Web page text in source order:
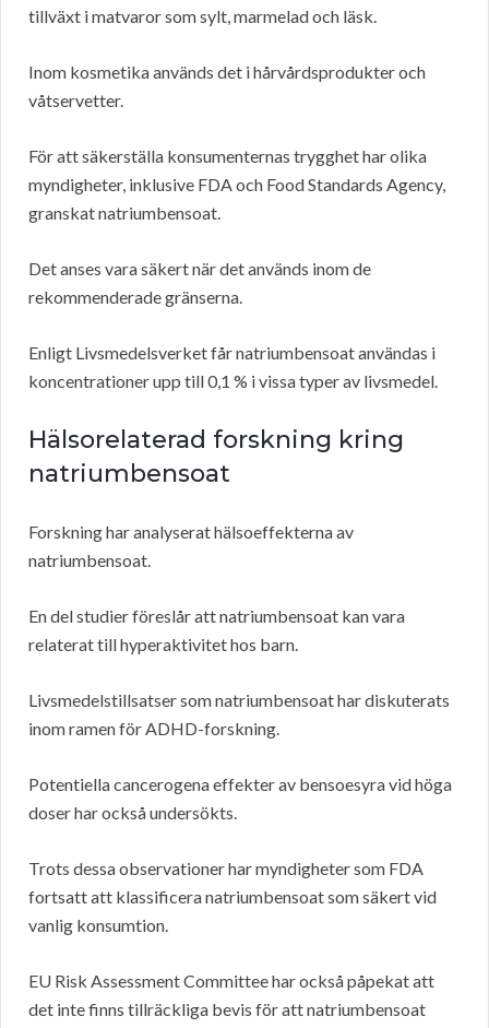
tillväxt i matvaror som sylt, marmelad och läsk.
Inom kosmetika används det i hårvårdsprodukter och
våtservetter.
För att säkerställa konsumenternas trygghet har olika
myndigheter, inklusive FDA och Food Standards Agency,
granskat natriumbensoat.
Det anses vara säkert när det används inom de
rekommenderade gränserna.
Enligt Livsmedelsverket får natriumbensoat användas i
koncentrationer upp till 0,1 % i vissa typer av livsmedel.
Hälsorelaterad forskning kring
natriumbensoat
Forskning har analyserat hälsoeffekterna av
natriumbensoat.
En del studier föreslår att natriumbensoat kan vara
relaterat till hyperaktivitet hos barn.
Livsmedelstillsatser som natriumbensoat har diskuterats
inom ramen för ADHD-forskning.
Potentiella cancerogena effekter av bensoesyra vid höga
doser har också undersökts.
Trots dessa observationer har myndigheter som FDA
fortsatt att klassificera natriumbensoat som säkert vid
vanlig konsumtion.
EU Risk Assessment Committee har också påpekat att
det inte finns tillräckliga bevis för att natriumbensoat